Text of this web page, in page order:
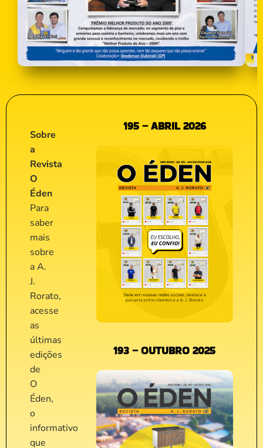
Sobre
a
Revista
O
Éden
Para
saber
mais
sobre
a A.
J.
Rorato,
acesse
as
últimas
edições
de
O
Éden,
o
informativo
que
195 – ABRIL 2026
193 – OUTUBRO 2025